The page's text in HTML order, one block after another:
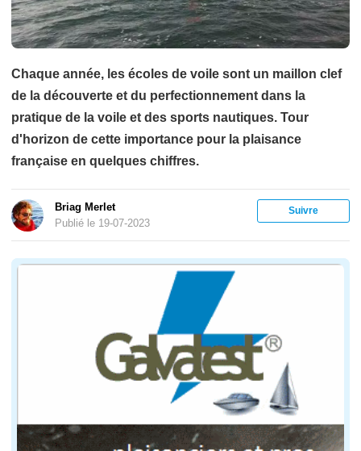
Chaque année, les écoles de voile sont un maillon clef
de la découverte et du perfectionnement dans la
pratique de la voile et des sports nautiques. Tour
d'horizon de cette importance pour la plaisance
française en quelques chiffres.
Briag Merlet
Publié le 19-07-2023
Suivre